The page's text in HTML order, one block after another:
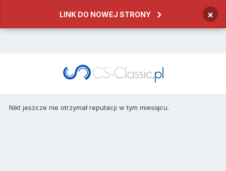
LINK DO NOWEJ STRONY ×
Nikt jeszcze nie otrzymał reputacji w tym miesiącu.